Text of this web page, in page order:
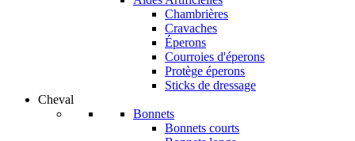
Chambrières
Cravaches
Éperons
Courroies d'éperons
Protège éperons
Sticks de dressage
Cheval
Bonnets
Bonnets courts